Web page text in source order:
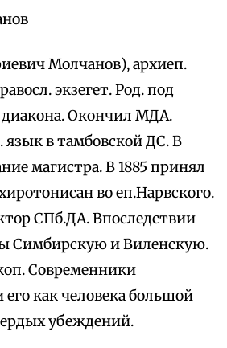
Молчанов), архиеп.
экзегет. Род. под
диакона. Окончил МДА.
язык в тамбовской ДС. В
магистра. В 1885 принял
во еп.Нарвского.
СПб.ДА. Впоследствии
Симбирскую и Виленскую.
Современники
его как человека большой
убеждений.